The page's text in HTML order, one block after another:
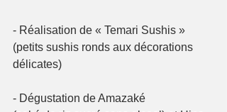
- Réalisation de « Temari Sushis »
(petits sushis ronds aux décorations
délicates)
- Dégustation de Amazaké